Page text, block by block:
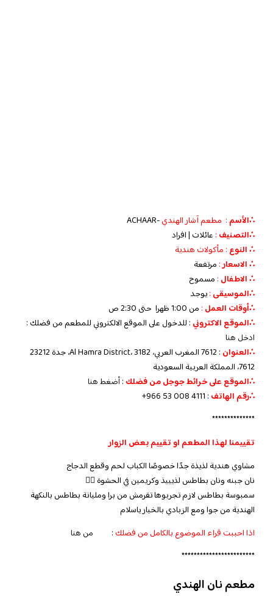
∴الأسم : مطعم آشار الهندي-ACHAAR
∴التصنيف : عائلات | افراد
∴ النوع : مأكولات هندية
∴ الاسعار: مرتفعة
∴ الاطفال : مسموح
∴الموسيقى :يوجد
‏∴أوقات العمل : من 1:00 ظهرا حتى 2:30 ص
∴الموقع الاكتروني : للدخول على الموقع الالكتروني للمطعم من فضلك :
ادخل هنا
∴العنوان
: 7612 المغرب العربي، Al Hamra District، 3182، جدة 23212
7612، المملكة العربية السعودية
∴الموقع على خرائط جوجل من فضلك :أضغط هنا
∴رقم الهاتف :
+966 53 008 4111
**************
تقييمنا لهذا المطعم او تقييم بعض الزوار
مشاوي هندية لذيذة جدًا خصوصًا الكباب لحم وقطع الدجاج
نان جبنه ونان بطاطس لذيييذ وكريمين في الحشوة 👌🏻
سمبوسة بطاطس لازم تجربوها تقرمش من برا ومليانة بطاطس بالنكهة
الهندية من جوا ومع الزبادي بالخيار ياسلام
اذا احببت قراء الموضوع بالكامل من فضلك:
من هنا
************************
مطعم نان الهندي